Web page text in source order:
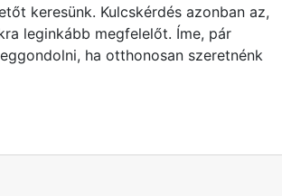
keresünk. Kulcskérdés azonban az,
leginkább megfelelőt. Íme, pár
ha otthonosan szeretnénk